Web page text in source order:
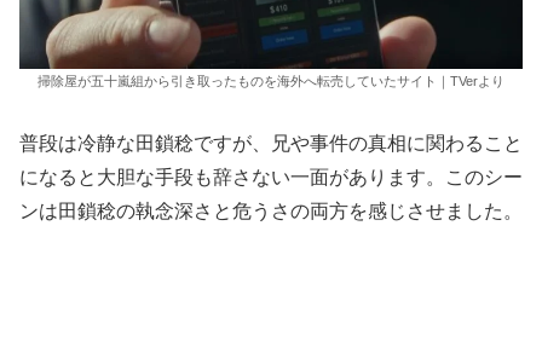
掃除屋が五十嵐組から引き取ったものを海外へ転売していたサイト｜TVerより
普段は冷静な田鎖稔ですが、兄や事件の真相に関わること
になると大胆な手段も辞さない一面があります。このシー
ンは田鎖稔の執念深さと危うさの両方を感じさせました。